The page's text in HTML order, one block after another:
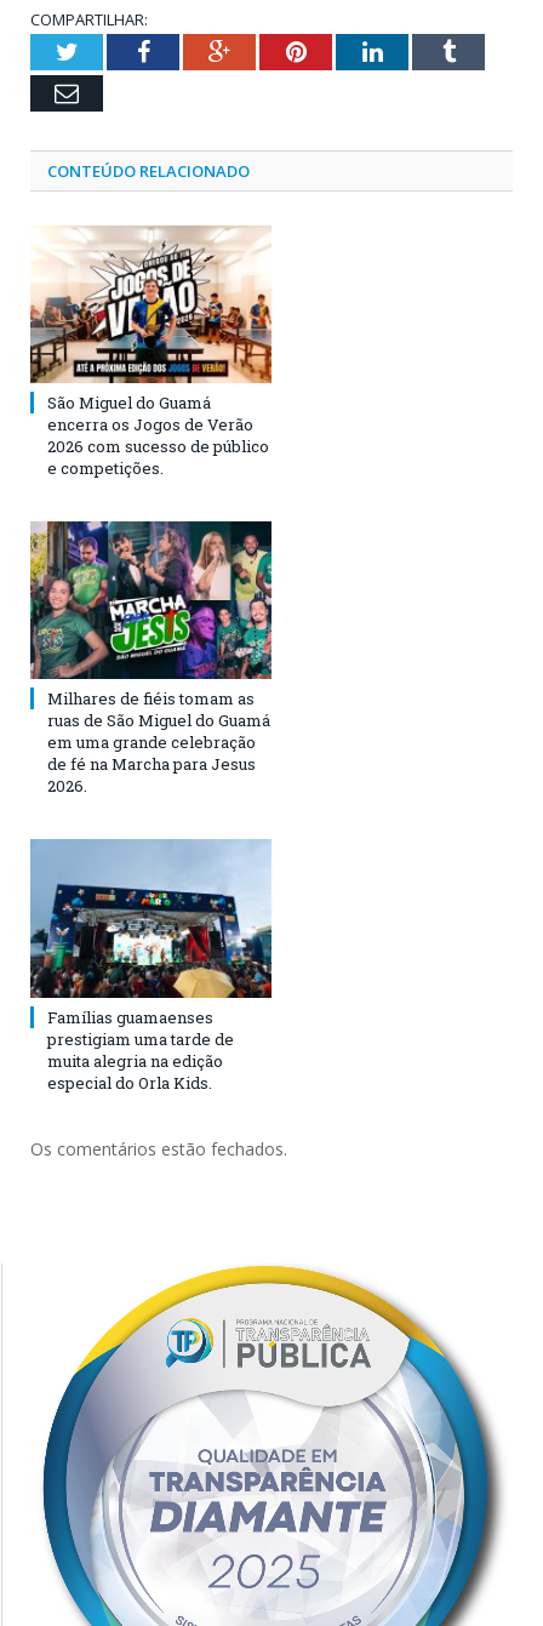
COMPARTILHAR:
TwitterFacebookGoogle+PinterestLinkedInTumblr
Email
CONTEÚDO RELACIONADO
São Miguel do Guamá
encerra os Jogos de Verão
2026 com sucesso de público
e competições.
Milhares de fiéis tomam as
ruas de São Miguel do Guamá
em uma grande celebração
de fé na Marcha para Jesus
2026.
Famílias guamaenses
prestigiam uma tarde de
muita alegria na edição
especial do Orla Kids.
Os comentários estão fechados.